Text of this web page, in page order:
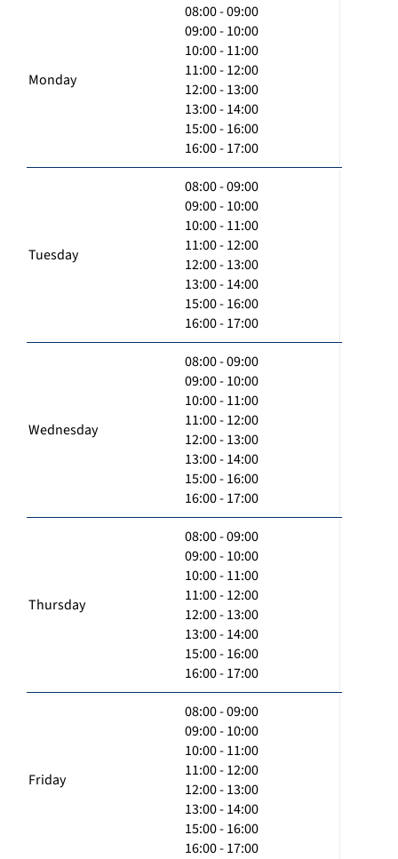
Monday
08:00 - 09:00
09:00 - 10:00
10:00 - 11:00
11:00 - 12:00
12:00 - 13:00
13:00 - 14:00
15:00 - 16:00
16:00 - 17:00
Tuesday
08:00 - 09:00
09:00 - 10:00
10:00 - 11:00
11:00 - 12:00
12:00 - 13:00
13:00 - 14:00
15:00 - 16:00
16:00 - 17:00
Wednesday
08:00 - 09:00
09:00 - 10:00
10:00 - 11:00
11:00 - 12:00
12:00 - 13:00
13:00 - 14:00
15:00 - 16:00
16:00 - 17:00
Thursday
08:00 - 09:00
09:00 - 10:00
10:00 - 11:00
11:00 - 12:00
12:00 - 13:00
13:00 - 14:00
15:00 - 16:00
16:00 - 17:00
Friday
08:00 - 09:00
09:00 - 10:00
10:00 - 11:00
11:00 - 12:00
12:00 - 13:00
13:00 - 14:00
15:00 - 16:00
16:00 - 17:00